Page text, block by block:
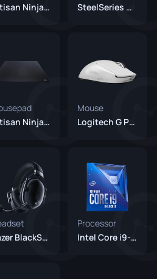
Artisan Ninja FX Zero XSoft
SteelSeries Arctis Nova Pro Wireless
Artisan Ninja FX Zero XSoft Black
Mouse
Logitech G Pro X Superlight 2 White
Razer BlackShark V2 Pro Black
Processor
Intel Core i9-10900K